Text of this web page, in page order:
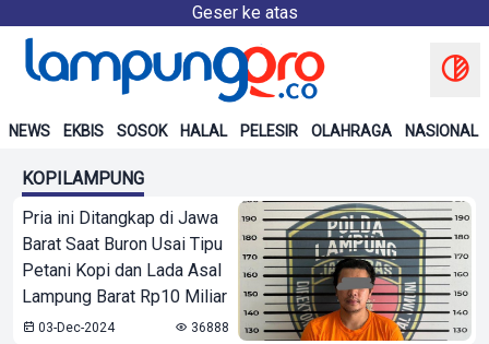
Geser ke atas
NEWS EKBIS SOSOK HALAL PELESIR OLAHRAGA NASIONAL
KOPILAMPUNG
Pria ini Ditangkap di Jawa
Barat Saat Buron Usai Tipu
Petani Kopi dan Lada Asal
Lampung Barat Rp10 Miliar
03-Dec-2024 36888